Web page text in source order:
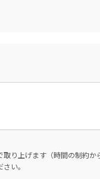
り上げます（時間の制約か
い。